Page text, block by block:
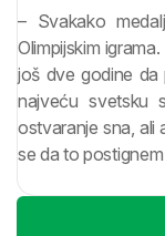
– Svakako
Olimpijskim
još dve godine da
najveću svetsku
ostvaranje sna, ali
se da to